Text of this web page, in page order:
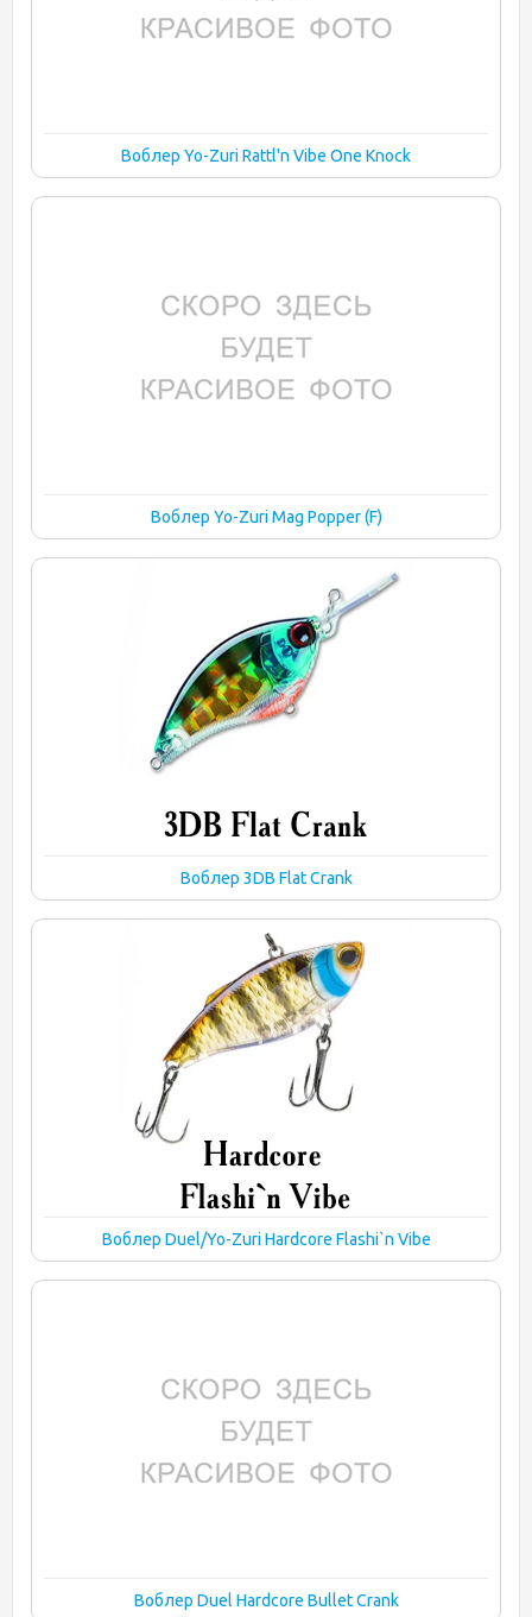
Воблер Yo-Zuri Rattl'n Vibe One Knock
Воблер Yo-Zuri Mag Popper (F)
Воблер 3DB Flat Crank
Воблер Duel/Yo-Zuri Hardcore Flashi`n Vibe
Воблер Duel Hardcore Bullet Crank